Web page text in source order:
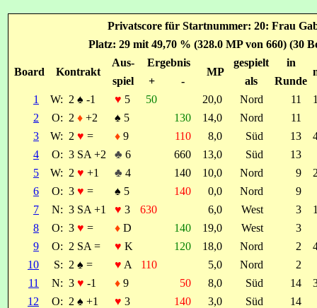
Privatscore für Startnummer: 20: Frau
Platz: 29 mit 49,70 % (328.0 MP von 660) (30
Board Kontrakt
Aus- Ergebnis
MP
gespielt in
spiel + - als
Runde
1
W: 2 ♠ -1 ♥ 5 50 20,0 Nord 11
2
O: 2 ♦ +2 ♠ 5 130 14,0 Nord
11
3
W: 2 ♥ = ♦ 9 110 8,0 Süd 13
4
O: 3 SA +2 ♣ 6 660 13,0 Süd
13
5
W: 2 ♥ +1 ♣ 4 140 10,0 Nord 9
6
O: 3 ♥ = ♠ 5 140 0,0 Nord
9
7
N: 3 SA +1 ♥ 3 630 6,0 West 3
8
O: 3 ♥ = ♦ D 140 19,0 West
3
9
O: 2 SA = ♥ K 120 18,0 Nord 2
10
S: 2 ♠ = ♥ A 110 5,0 Nord
2
11
N: 3 ♥ -1 ♦ 9 50 8,0 Süd 14
12
O: 2 ♠ +1 ♥ 3 140 3,0 Süd
14